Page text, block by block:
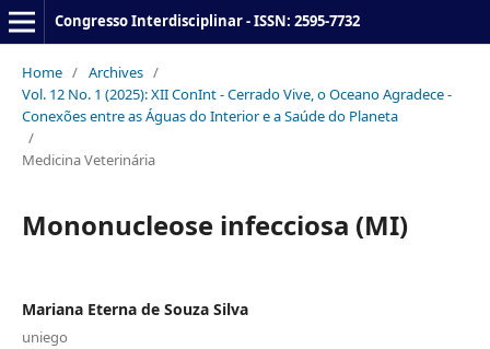
Congresso Interdisciplinar - ISSN: 2595-7732
Home / Archives /
Vol. 12 No. 1 (2025): XII ConInt - Cerrado Vive, o Oceano Agradece -
Conexões entre as Águas do Interior e a Saúde do Planeta
/
Medicina Veterinária
Mononucleose infecciosa (MI)
Mariana Eterna de Souza Silva
uniego